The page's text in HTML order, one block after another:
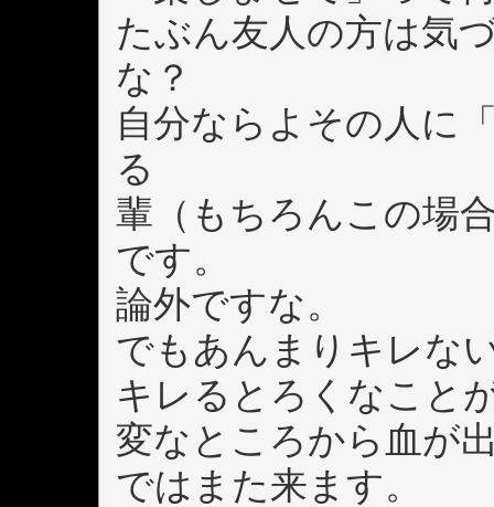
たぶん友人の方は気
な？
自分ならよその人に
る
輩（もちろんこの場
です。
論外ですな。
でもあんまりキレな
キレるとろくなこと
変なところから血が
ではまた来ます。